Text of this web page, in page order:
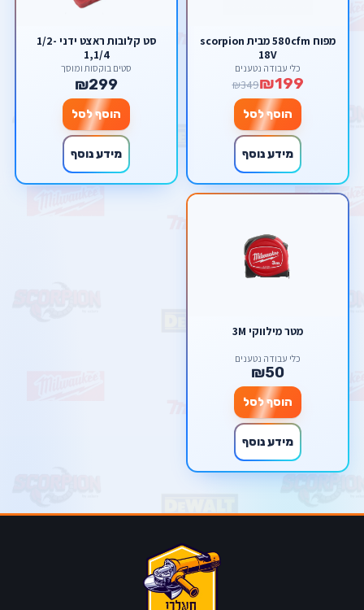
מפוח 580cfm מבית scorpion
18V
כלי עבודה נטענים
₪199
₪349
הוסף לסל
מידע נוסף
סט קלובות ראצט ידני 1/2-
1,1/4
סטים בוקסות ומוסך
₪299
הוסף לסל
מידע נוסף
מטר מילווקי 3M
כלי עבודה נטענים
₪50
הוסף לסל
מידע נוסף